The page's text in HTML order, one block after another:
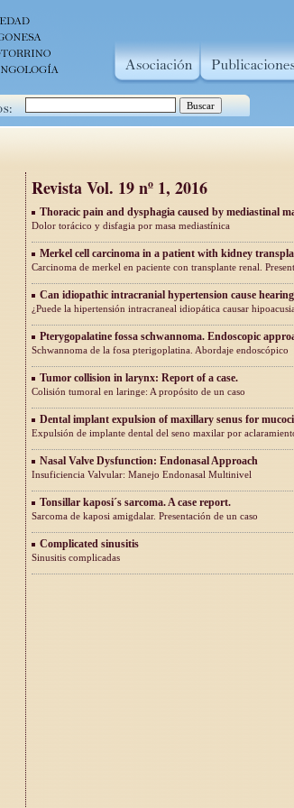
Revista Vol. 19 nº 1, 2016
Thoracic pain and dysphagia caused by mediastinal
Dolor torácico y disfagia por masa mediastínica
Merkel cell carcinoma in a patient with kidney
Carcinoma de merkel en paciente con transplante renal.
Can idiopathic intracranial hypertension cause
¿Puede la hipertensión intracraneal idiopática causar
Pterygopalatine fossa schwannoma. Endoscopic
Schwannoma de la fosa pterigoplatina. Abordaje endoscópico
Tumor collision in larynx: Report of a case.
Colisión tumoral en laringe: A propósito de un caso
Dental implant expulsion of maxillary senus for
Expulsión de implante dental del seno maxilar por
Nasal Valve Dysfunction: Endonasal Approach
Insuficiencia Valvular: Manejo Endonasal Multinivel
Tonsillar kaposi´s sarcoma. A case report.
Sarcoma de kaposi amigdalar. Presentación de un caso
Complicated sinusitis
Sinusitis complicadas